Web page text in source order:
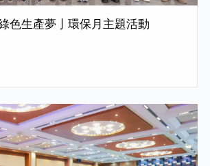
色生產夢亅環保月主題活動